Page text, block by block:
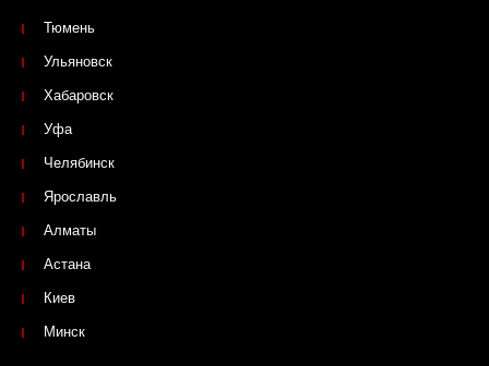
Тюмень
Ульяновск
Хабаровск
Уфа
Челябинск
Ярославль
Алматы
Астана
Киев
Минск